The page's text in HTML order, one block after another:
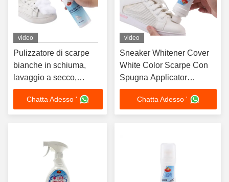
video
Pulizzatore di scarpe
bianche in schiuma,
lavaggio a secco,
lavaggio gratuito, ricco
di schiuma, prodotti di
pulizia istantanea,
Chatta Adesso '
video
Sneaker Whitener Cover
White Color Scarpe Con
Spugna Applicator
Sbiancatura Colorante
Liquido Custom OEM
Chatta Adesso '